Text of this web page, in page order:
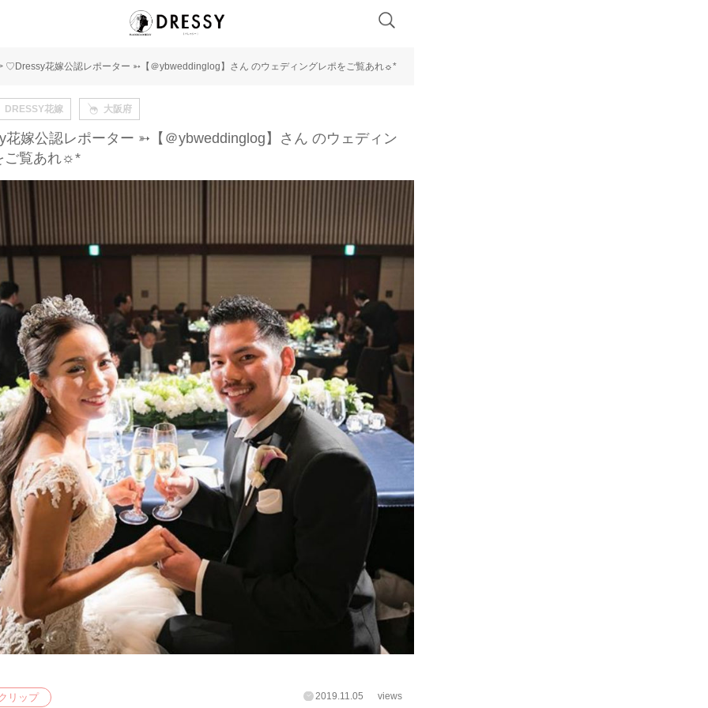
♡Dressy花嫁公認レポーター ➳【＠ybweddinglog】さん のウェディングレポをご覧あれ☼*
DRESSY花嫁 大阪府
嫁公認レポーター ➳【＠ybweddinglog】さん のウェディン
ご覧あれ☼*
リップ 2019.11.05 views